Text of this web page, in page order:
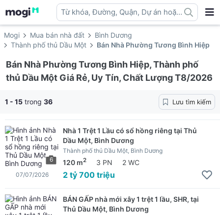
Từ khóa, Đường, Quận, Dự án hoặc
địa danh ...
Mogi Mua bán nhà đất
Bình Dương
Thành phố thủ Dầu Một
Bán Nhà Phường Tương Bình Hiệp
Bán Nhà Phường Tương Bình Hiệp, Thành phố
thủ Dầu Một Giá Rẻ, Uy Tín, Chất Lượng T8/2026
1 - 15 trong 36 Lưu tìm kiếm
6
Nhà 1 Trệt 1 Lầu có sổ hồng riêng tại Thủ
Dầu Một, Bình Dương
Thành phố thủ Dầu Một, Bình Dương
120 m2 3 PN 2 WC
2 tỷ 700 triệu
07/07/2026
BÁN GẤP nhà mới xây 1 trệt 1 lầu, SHR, tại
Thủ Dầu Một, Bình Dương